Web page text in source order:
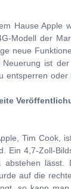
Hause Apple
Modell der
neue
ist
entsperren oder
Tim Cook,
Ein 4,7-Zoll-
lässt.
auf die